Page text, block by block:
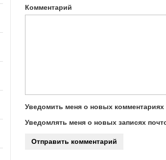
Комментарий
Уведомить меня о новых комментариях
Уведомлять меня о новых записях